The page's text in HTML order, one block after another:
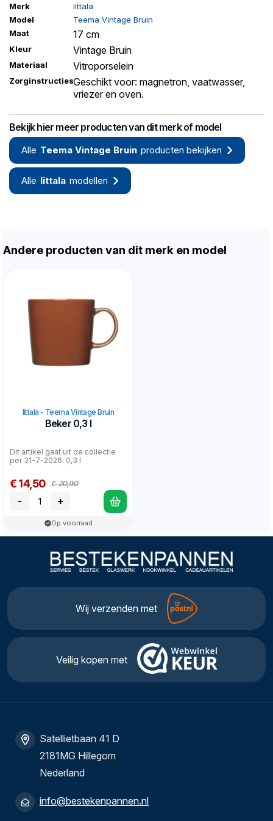
Merk
Iittala
Model
Teema Vintage Bruin
Maat
17 cm
Kleur Vintage Bruin
Materiaal Vitroporselein
ZorginstructiesGeschikt voor: magnetron, vaatwasser,
vriezer en oven.
Bekijk hier meer producten van dit merk of model
Alle Teema Vintage Bruin producten bekijken
Alle Iittala modellen
Andere producten van dit merk en model
Iittala - Teema Vintage Bruin
Beker 0,3 l
Dit artikel gaat uit de collectie
per 31-7-2026. 0,3 l
€ 14,50 € 20,90
- +
Op voorraad
Wij verzenden met
Veilig kopen met
Satellietbaan 41 D
2181MG Hillegom
Nederland
info@bestekenpannen.nl